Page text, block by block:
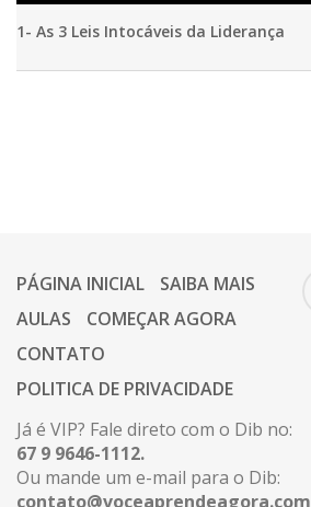
1- As 3 Leis Intocáveis da Liderança
PÁGINA INICIAL
SAIBA MAIS
AULAS
COMEÇAR AGORA
CONTATO
POLITICA DE PRIVACIDADE
Já é VIP? Fale direto com o Dib no:
67 9 9646-1112.
Ou mande um e-mail para o Dib:
contato@voceaprendeagora.com